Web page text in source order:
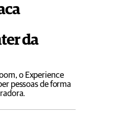
da
o Experience
pessoas de forma